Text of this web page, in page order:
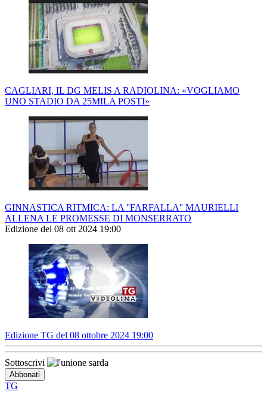
CAGLIARI, IL DG MELIS A RADIOLINA: «VOGLIAMO
UNO STADIO DA 25MILA POSTI»
GINNASTICA RITMICA: LA ''FARFALLA'' MAURIELLI
ALLENA LE PROMESSE DI MONSERRATO
Edizione del 08 ott 2024 19:00
Edizione TG del 08 ottobre 2024 19:00
Sottoscrivi
TG